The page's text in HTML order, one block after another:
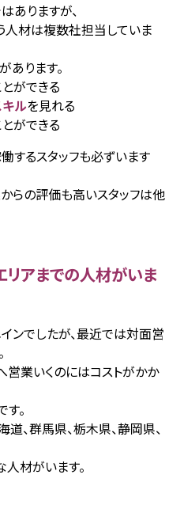
ありますが、
材は複数社担当していま
あります。
ができる
ルを見れる
ができる
するスタッフも必ずいます
らの評価も高いスタッフは他
リアまでの人材がいま
ンでしたが、最近では対面営
営業いくのにはコストがかか
。
、群馬県、栃木県、静岡県、
材がいます。